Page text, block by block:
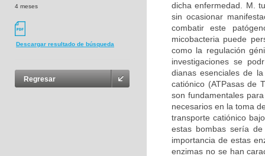
4 meses
Descargar resultado de búsqueda
Regresar
dicha enfermedad. M.
sin ocasionar
combatir este
micobacteria puede
como la regulación
investigaciones se
dianas esenciales de
catiónico (ATPasas de
son fundamentales
necesarios en la toma
transporte catiónico
estas bombas sería
importancia de estas
enzimas no se han